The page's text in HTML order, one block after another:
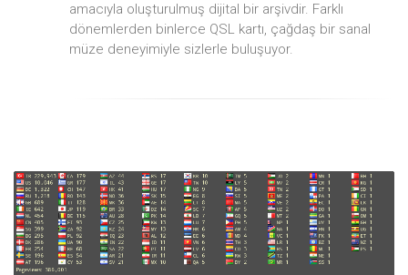
amacıyla oluşturulmuş dijital bir arşivdir. Farklı
dönemlerden binlerce QSL kartı, çağdaş bir sanal
müze deneyimiyle sizlerle buluşuyor.